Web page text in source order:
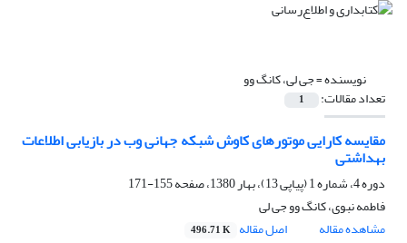
نویسنده =جی لی، کانگ وو
تعداد مقالات: 1
مقایسه کارایی موتورهای کاوش شبکه جهانی وب در بازیابی اطلاعات
بهداشتی
دوره 4، شماره 1 (پیاپی 13)، بهار 1380، صفحه
155-171
فاطمه نبوی، کانگ وو جی لی
مشاهده مقاله
اصل مقاله 496.71 K